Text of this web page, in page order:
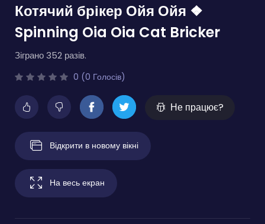
Котячий брікер Ойя Ойя ❖
Spinning Oia Oia Cat Bricker
Зіграно 352 разів.
0 (0 Голосів)
Не працює?
Відкрити в новому вікні
На весь екран